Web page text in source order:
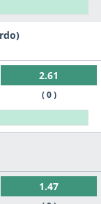
2.61
( 0 )
1.47